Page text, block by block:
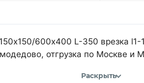
600х400 L-350 врезка
отгрузка по Москве и
Раскрыть